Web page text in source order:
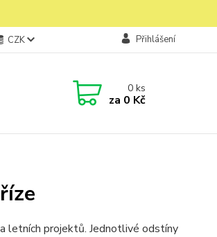
CZK Přihlášení
0ks
za 0 Kč
letních projektů. Jednotlivé odstíny